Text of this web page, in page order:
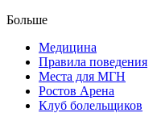
Больше
Медицина
Правила поведения
Места для МГН
Ростов Арена
Клуб болельщиков